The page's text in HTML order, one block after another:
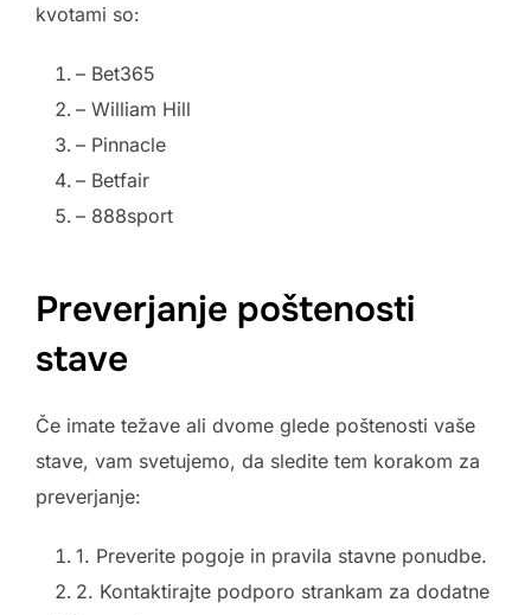
kvotami so:
– Bet365
– William Hill
– Pinnacle
– Betfair
– 888sport
Preverjanje poštenosti
stave
Če imate težave ali dvome glede poštenosti vaše
stave, vam svetujemo, da sledite tem korakom za
preverjanje:
1. Preverite pogoje in pravila stavne ponudbe.
2. Kontaktirajte podporo strankam za dodatne